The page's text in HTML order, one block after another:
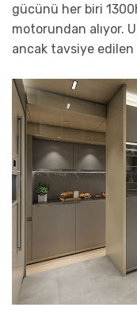
gücünü her biri
motorundan alıyor.
ancak tavsiye edilen